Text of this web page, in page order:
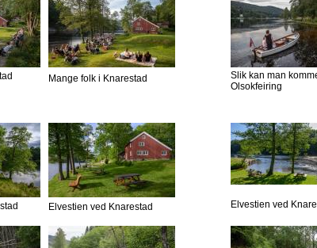
Mange folk i Knarestad
Slik kan man
Olsokfeiring
Elvestien ved Knarestad Elvestien ved